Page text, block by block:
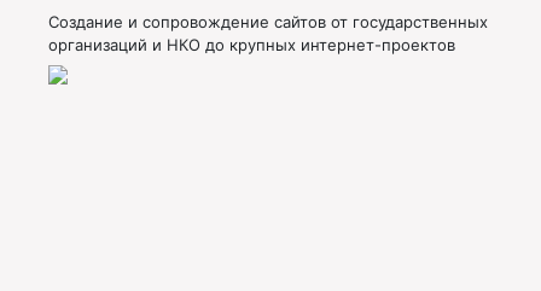
Создание и сопровождение сайтов от государственных
организаций и НКО до крупных интернет-проектов